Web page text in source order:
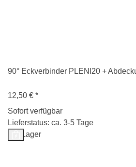
90° Eckverbinder PLENI20 +
12,50 € *
Sofort verfügbar
Lieferstatus: ca. 3-5 Tage
Auf Lager